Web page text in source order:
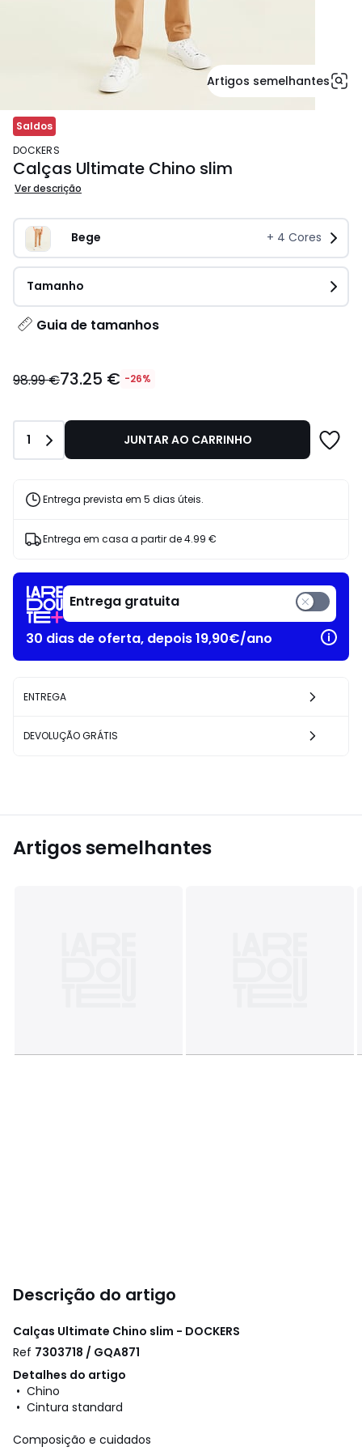
Artigos semelhantes
Saldos
DOCKERS
Calças Ultimate Chino slim
Ver descrição
Bege + 4 Cores
Tamanho
Guia de tamanhos
€
98.99
€
de
desconto
98.99 €73.25 € -26%
Quantidade
1 JUNTAR AO CARRINHO
Entrega prevista em 5 dias úteis.
Entrega em casa a partir de4.99 €
Entrega gratuita
30 dias de oferta, depois 19,90€/ano
ENTREGA
DEVOLUÇÃO GRÁTIS
Artigos semelhantes
Descrição do artigo
Calças Ultimate Chino slim - DOCKERS
Ref 7303718 / GQA871
Detalhes do artigo
• Chino
• Cintura standard
Composição e cuidados